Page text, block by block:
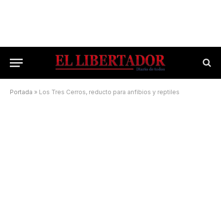
Portada » Los Tres Cerros, reducto para anfibios y reptiles